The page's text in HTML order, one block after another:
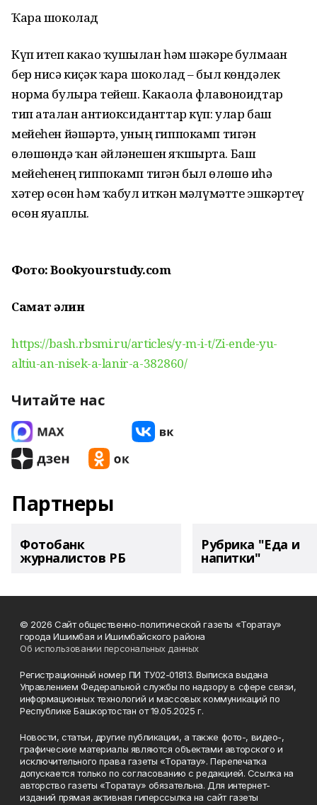
Ҡара шоколад
Күп итеп какао ҡушылған һәм шәкәре булмаған
бер нисә киҫәк ҡара шоколад – был көндәлек
норма булырға тейеш. Какаола флавоноидтар
тип аталған антиоксиданттар күп: улар баш
мейеһен йәшәртә, уның гиппокамп тигән
өлөшөндә ҡан әйләнешен яҡшырта. Баш
мейеһенең гиппокамп тигән был өлөшө иһә
хәтер өсөн һәм ҡабул иткән мәғлүмәтте эшкәртеү
өсөн яуаплы.
Фото: Bookyourstudy.com
Самат Ғәлин
https://bash.rbsmi.ru/articles/y-m-i-t/Zi-ende-yu-
altiu-an-nisek-a-lanir-a-382860/
Читайте нас
Партнеры
Фотобанк
журналистов РБ
Рубрика "Еда и
напитки"
© 2026 Сайт общественно-политической газеты «Торатау»
города Ишимбая и Ишимбайского района
Об использовании персональных данных
Регистрационный номер ПИ ТУ02-01813. Выписка выдана
Управлением Федеральной службы по надзору в сфере связи,
информационных технологий и массовых коммуникаций по
Республике Башкортостан от 19.05.2025 г.
Новости, статьи, другие публикации, а также фото-, видео-,
графические материалы являются объектами авторского и
исключительного права газеты «Торатау». Перепечатка
допускается только по согласованию с редакцией. Ссылка на
авторство газеты «Торатау» обязательна. Для интернет-
изданий прямая активная гиперссылка на сайт газеты